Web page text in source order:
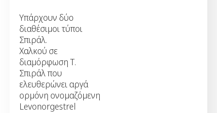
Υπάρχουν δύο
διαθέσιμοι τύποι
Σπιράλ.
Χαλκού σε
διαμόρφωση Τ.
Σπιράλ που
ελευθερώνει αργά
ορμόνη ονομαζόμενη
Levonorgestrel